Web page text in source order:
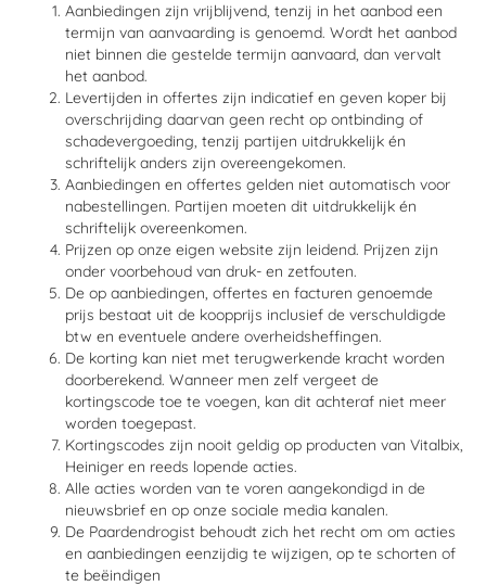
Aanbiedingen zijn vrijblijvend, tenzij in het aanbod een
termijn van aanvaarding is genoemd. Wordt het aanbod
niet binnen die gestelde termijn aanvaard, dan vervalt
het aanbod.
Levertijden in offertes zijn indicatief en geven koper bij
overschrijding daarvan geen recht op ontbinding of
schadevergoeding, tenzij partijen uitdrukkelijk én
schriftelijk anders zijn overeengekomen.
Aanbiedingen en offertes gelden niet automatisch voor
nabestellingen. Partijen moeten dit uitdrukkelijk én
schriftelijk overeenkomen.
Prijzen op onze eigen website zijn leidend. Prijzen zijn
onder voorbehoud van druk- en zetfouten.
De op aanbiedingen, offertes en facturen genoemde
prijs bestaat uit de koopprijs inclusief de verschuldigde
btw en eventuele andere overheidsheffingen.
De korting kan niet met terugwerkende kracht worden
doorberekend. Wanneer men zelf vergeet de
kortingscode toe te voegen, kan dit achteraf niet meer
worden toegepast.
Kortingscodes zijn nooit geldig op producten van Vitalbix,
Heiniger en reeds lopende acties.
Alle acties worden van te voren aangekondigd in de
nieuwsbrief en op onze sociale media kanalen.
De Paardendrogist behoudt zich het recht om om acties
en aanbiedingen eenzijdig te wijzigen, op te schorten of
te beëindigen